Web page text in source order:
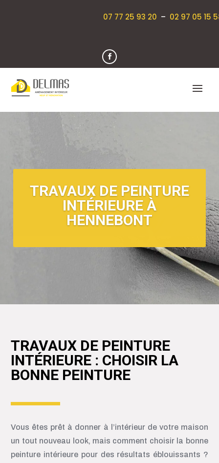
07 77 25 93 20 – 02 97 05 15
TRAVAUX DE PEINTURE
INTÉRIEURE À
HENNEBONT
TRAVAUX DE PEINTURE
INTÉRIEURE : CHOISIR LA
BONNE PEINTURE
Vous êtes prêt à donner à l’intérieur de votre maison
un tout nouveau look, mais comment choisir la bonne
peinture intérieure pour des résultats éblouissants ?